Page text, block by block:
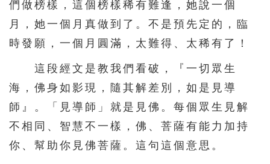
們做榜樣，這個榜樣稀有難逢，她說一個
月，她一個月真做到了。不是預先定的，臨
時發願，一個月圓滿，太難得、太稀有了！
這段經文是教我們看破，『一切眾生
海，佛身如影現，隨其解差別，如是見導
師』。「見導師」就是見佛。每個眾生見解
不相同、智慧不一樣，佛、菩薩有能力加持
你、幫助你見佛菩薩。這句這個意思。